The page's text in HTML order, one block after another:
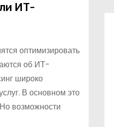
ИТ-
оптимизировать
об ИТ-
широко
В основном это
возможности